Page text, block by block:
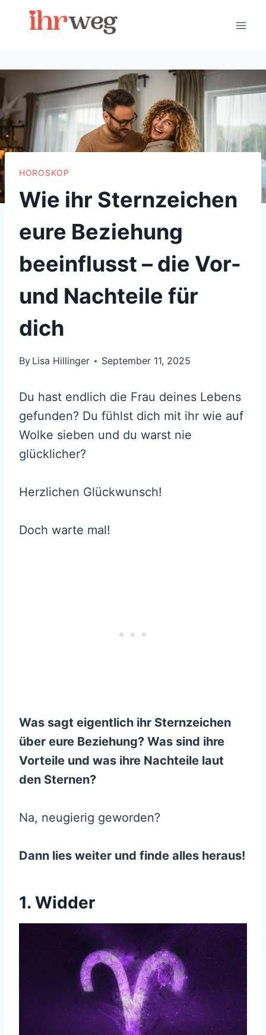
HOROSKOP
Wie ihr Sternzeichen
eure Beziehung
beeinflusst – die Vor-
und Nachteile für
dich
By Lisa Hillinger September 11, 2025
Du hast endlich die Frau deines Lebens
gefunden? Du fühlst dich mit ihr wie auf
Wolke sieben und du warst nie
glücklicher?
Herzlichen Glückwunsch!
Doch warte mal!
Was sagt eigentlich ihr Sternzeichen
über eure Beziehung? Was sind ihre
Vorteile und was ihre Nachteile laut
den Sternen?
Na, neugierig geworden?
Dann lies weiter und finde alles heraus!
1. Widder